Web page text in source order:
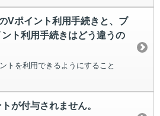
Vポイント利用手続きと、ブ
ト利用手続きはどう違うの
トを利用できるようにすること
が付与されません。